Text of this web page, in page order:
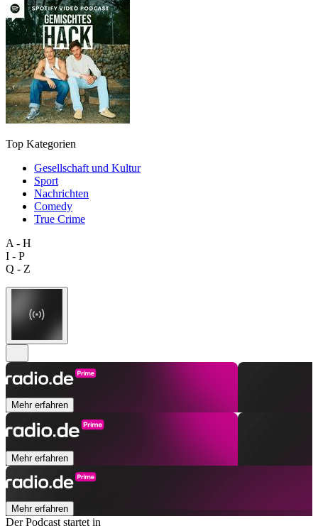
Top Kategorien
Gesellschaft und Kultur
Sport
Nachrichten
Comedy
True Crime
A - H
I - P
Q - Z
Mehr erfahren
Mehr erfahren
Mehr erfahren
Der Podcast startet in